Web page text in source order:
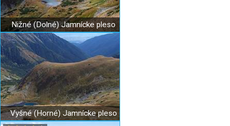
Nižné (Dolné) Jamnícke pleso
Vyšné (Horné) Jamnícke pleso